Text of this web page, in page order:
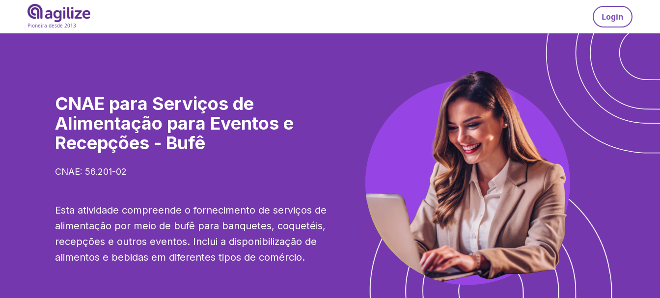
Pioneira desde 2013
Login
CNAE para Serviços de
Alimentação para Eventos e
Recepções - Bufê
CNAE: 56.201-02
Esta atividade compreende o fornecimento de serviços de
alimentação por meio de bufê para banquetes, coquetéis,
recepções e outros eventos. Inclui a disponibilização de
alimentos e bebidas em diferentes tipos de comércio.